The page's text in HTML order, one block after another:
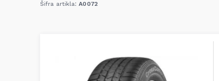
Šifra artikla:A0072